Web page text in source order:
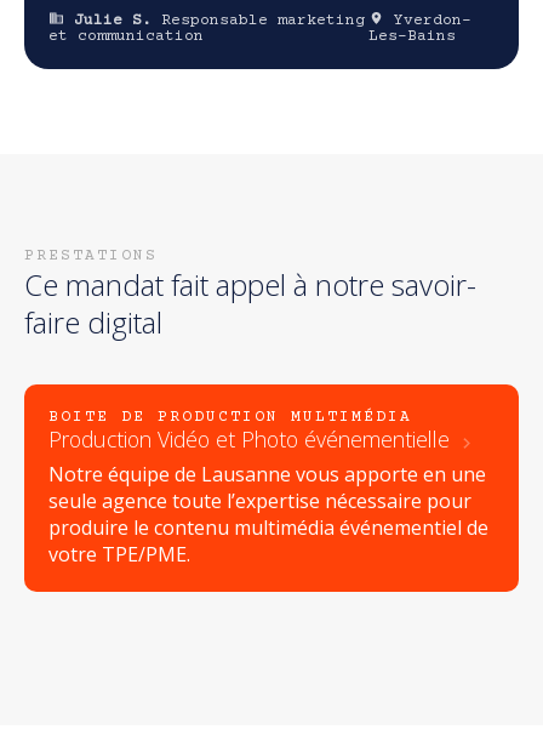
Julie S.
Responsable marketing
et communication
Yverdon-
Les-Bains
PRESTATIONS
Ce mandat fait appel à notre savoir-
faire digital
BOITE DE PRODUCTION MULTIMÉDIA
Production Vidéo et Photo événementielle
Notre équipe de Lausanne vous apporte en une
seule agence toute l’expertise nécessaire pour
produire le contenu multimédia événementiel de
votre TPE/PME.